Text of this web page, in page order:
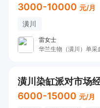
3000-10000 元/月
潢川
雷女士
华兰生物（潢川）单采
潢川染缸派对市场
6000-15000 元/月